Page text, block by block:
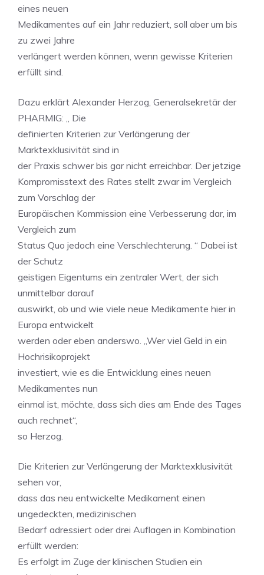
eines neuen
Medikamentes auf ein Jahr reduziert, soll aber um bis
zu zwei Jahre
verlängert werden können, wenn gewisse Kriterien
erfüllt sind.
Dazu erklärt Alexander Herzog, Generalsekretär der
PHARMIG: „ Die
definierten Kriterien zur Verlängerung der
Marktexklusivität sind in
der Praxis schwer bis gar nicht erreichbar. Der jetzige
Kompromisstext des Rates stellt zwar im Vergleich
zum Vorschlag der
Europäischen Kommission eine Verbesserung dar, im
Vergleich zum
Status Quo jedoch eine Verschlechterung. “ Dabei ist
der Schutz
geistigen Eigentums ein zentraler Wert, der sich
unmittelbar darauf
auswirkt, ob und wie viele neue Medikamente hier in
Europa entwickelt
werden oder eben anderswo. „Wer viel Geld in ein
Hochrisikoprojekt
investiert, wie es die Entwicklung eines neuen
Medikamentes nun
einmal ist, möchte, dass sich dies am Ende des Tages
auch rechnet“,
so Herzog.
Die Kriterien zur Verlängerung der Marktexklusivität
sehen vor,
dass das neu entwickelte Medikament einen
ungedeckten, medizinischen
Bedarf adressiert oder drei Auflagen in Kombination
erfüllt werden:
Es erfolgt im Zuge der klinischen Studien ein